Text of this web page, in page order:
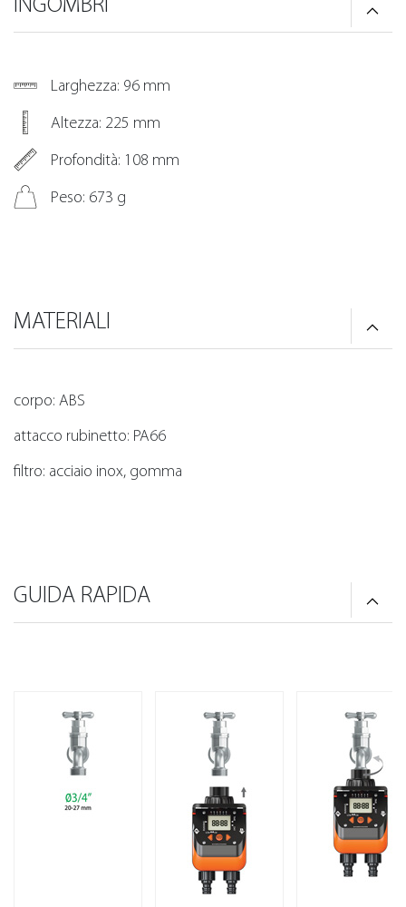
Larghezza: 96 mm
Altezza: 225 mm
Profondità: 108 mm
Peso: 673 g
MATERIALI
corpo: ABS
attacco rubinetto: PA66
filtro: acciaio inox, gomma
GUIDA RAPIDA